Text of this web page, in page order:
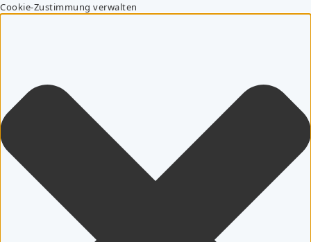
Cookie-Zustimmung verwalten